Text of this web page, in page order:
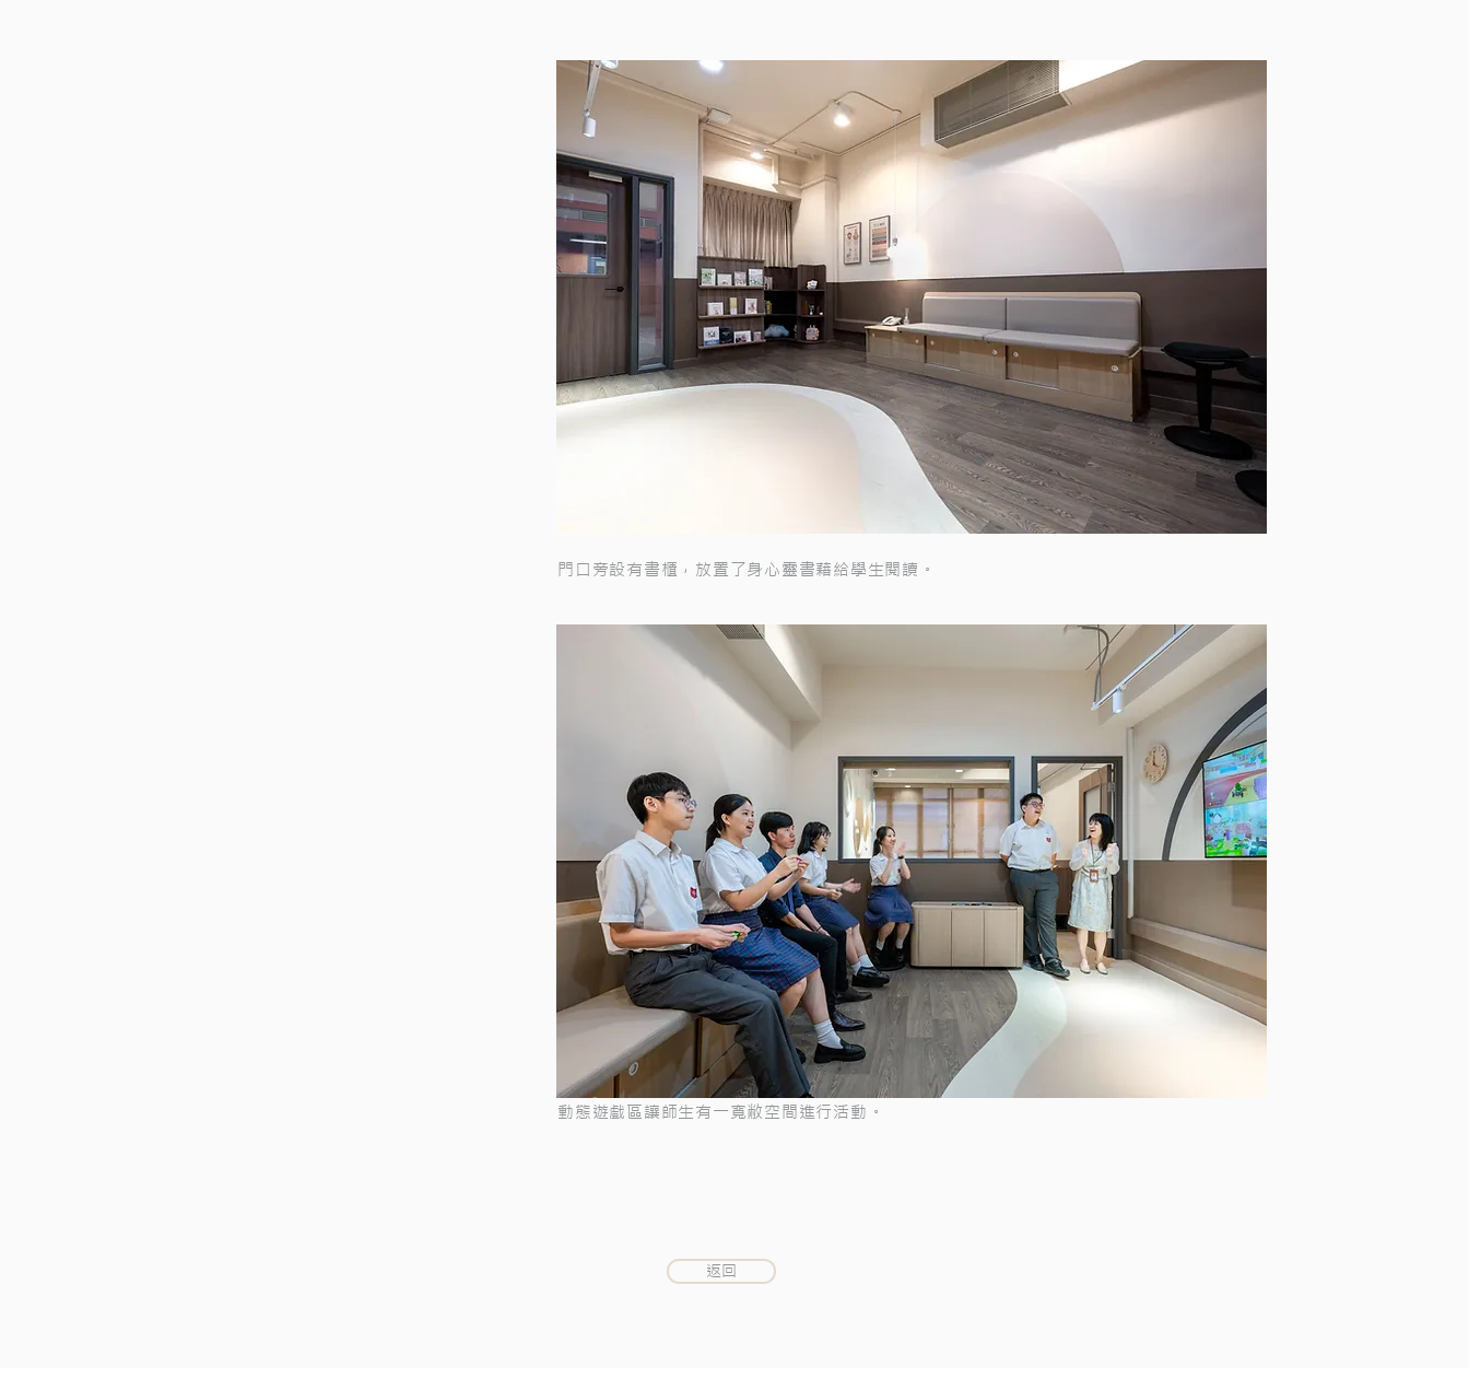
門口旁設有書櫃，放置了身心靈書藉給學生閱讀。
動態遊戲區讓師生有一寬敝空間進行活動。
返回